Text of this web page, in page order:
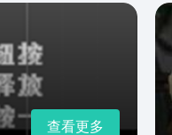
查看更多